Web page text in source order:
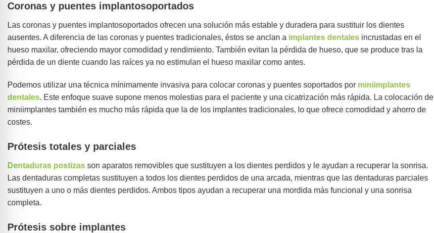
Coronas y puentes implantosoportados
Las coronas y puentes implantosoportados ofrecen una solución más estable y duradera para sustituir los dientes
ausentes. A diferencia de las coronas y puentes tradicionales, éstos se anclan a implantes dentales incrustadas en el
hueso maxilar, ofreciendo mayor comodidad y rendimiento. También evitan la pérdida de hueso, que se produce tras la
pérdida de un diente cuando las raíces ya no estimulan el hueso maxilar como antes.
Podemos utilizar una técnica mínimamente invasiva para colocar coronas y puentes soportados por miniimplantes
dentales. Este enfoque suave supone menos molestias para el paciente y una cicatrización más rápida. La colocación de
miniimplantes también es mucho más rápida que la de los implantes tradicionales, lo que ofrece comodidad y ahorro de
costes.
Prótesis totales y parciales
Dentaduras postizas son aparatos removibles que sustituyen a los dientes perdidos y le ayudan a recuperar la sonrisa.
Las dentaduras completas sustituyen a todos los dientes perdidos de una arcada, mientras que las dentaduras parciales
sustituyen a uno o más dientes perdidos. Ambos tipos ayudan a recuperar una mordida más funcional y una sonrisa
completa.
Prótesis sobre implantes